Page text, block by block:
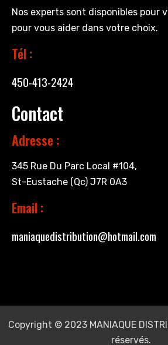
Nos experts sont disponibles pour
pour vous aider dans votre choix.
Tél :
450-413-2424
Contact
Adresse :
345 Rue Du Parc Local #104,
St-Eustache (Qc) J7R 0A3
Email :
maniaquedistribution@hotmail.com
Copyright © 2023 MANIAQUE
réservés.